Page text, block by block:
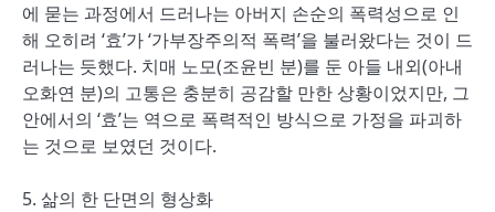
에 묻는 과정에서 드러나는 아버지 손순의 폭력성으로 인
해 오히려 ‘효’가 ‘가부장주의적 폭력’을 불러왔다는 것이 드
러나는 듯했다. 치매 노모(조윤빈 분)를 둔 아들 내외(아내
오화연 분)의 고통은 충분히 공감할 만한 상황이었지만, 그
안에서의 ‘효’는 역으로 폭력적인 방식으로 가정을 파괴하
는 것으로 보였던 것이다.
5. 삶의 한 단면의 형상화